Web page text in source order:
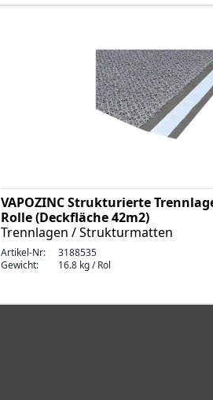
VAPOZINC Strukturierte
Rolle (Deckfläche 42m2)
Trennlagen / Strukturmatten
Artikel-Nr:
3188535
Gewicht:
16.8 kg / Rol